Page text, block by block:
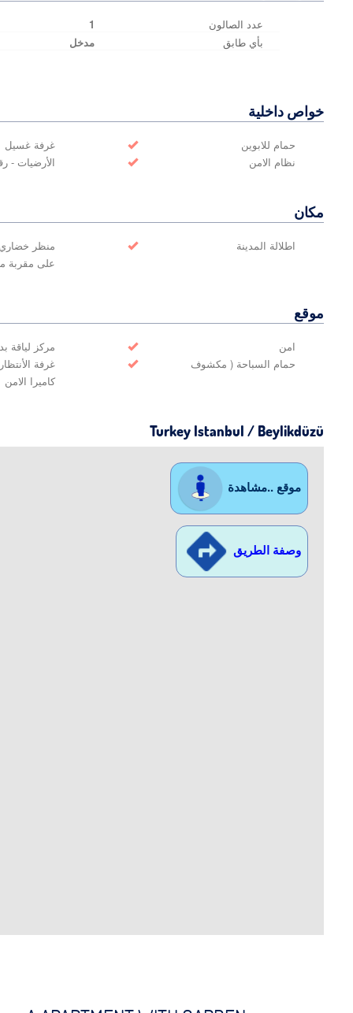
عدد الصالون
1
بأي طابق
مدخل
خواص داخلية
غرفة غسيل
حمام للابوين
الأرضيات - نظام الامن
مكان
منظر خضاري
اطلالة المدينة
على مقربة
موقع
مركز لياقة
امن
غرفة الأنتظار
حمام السباحة ( مكشوف
كاميرا الامن
Turkey Istanbul / Beylikdüzü
موقع ..مشاهدة
وصفة الطريق